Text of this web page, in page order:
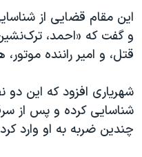
این مقام قضایی از
و گفت که «احمد،
قتل، و امیر راننده
شهریاری افزود که این
شناسایی کرده و پس از
چندین ضربه به او وارد